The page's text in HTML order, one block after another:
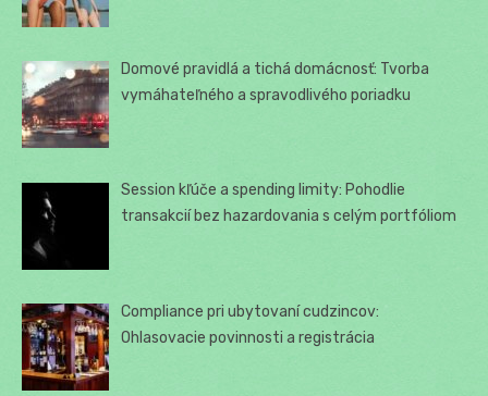
Domové pravidlá a tichá domácnosť: Tvorba
vymáhateľného a spravodlivého poriadku
Session kľúče a spending limity: Pohodlie
transakcií bez hazardovania s celým portfóliom
Compliance pri ubytovaní cudzincov:
Ohlasovacie povinnosti a registrácia